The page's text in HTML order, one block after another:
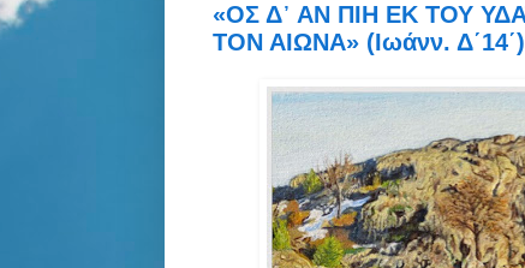
«ΟΣ Δ᾿ ΑΝ ΠΙΗ ΕΚ ΤΟΥ
ΤΟΝ ΑΙΩΝΑ» (Ιωάνν.